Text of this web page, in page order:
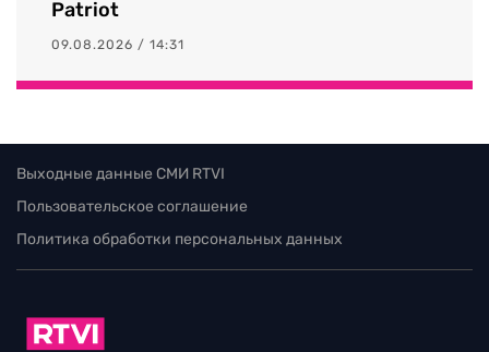
Patriot
09.08.2026 / 14:31
Выходные данные СМИ RTVI
Пользовательское соглашение
Политика обработки персональных данных